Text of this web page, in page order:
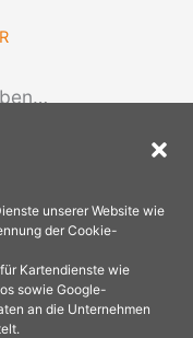
unserer Website wie
der Cookie-
Kartendienste wie
sowie Google-
an die Unternehmen